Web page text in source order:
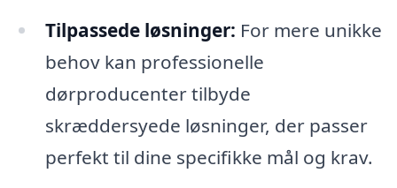
Tilpassede løsninger: For mere unikke
behov kan professionelle
dørproducenter tilbyde
skræddersyede løsninger, der passer
perfekt til dine specifikke mål og krav.